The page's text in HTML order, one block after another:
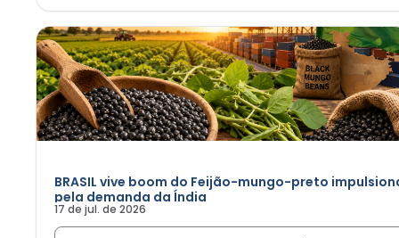
BRASIL vive boom do Feijão-mungo-preto
pela demanda da Índia
17 de jul. de 2026